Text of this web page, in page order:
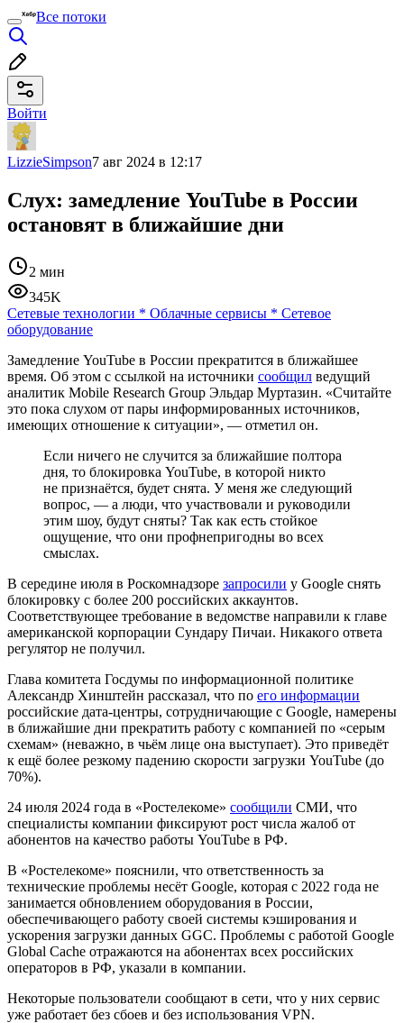
Все потоки
Войти
LizzieSimpson7 авг 2024 в 12:17
Слух: замедление YouTube в России
остановят в ближайшие дни
2 мин
345K
Сетевые технологии * Облачные сервисы * Сетевое
оборудование
Замедление YouTube в России прекратится в ближайшее
время. Об этом с ссылкой на источники сообщил ведущий
аналитик Mobile Research Group Эльдар Муртазин. «Считайте
это пока слухом от пары информированных источников,
имеющих отношение к ситуации», — отметил он.
Если ничего не случится за ближайшие полтора
дня, то блокировка YouTube, в которой никто
не признаётся, будет снята. У меня же следующий
вопрос, — а люди, что участвовали и руководили
этим шоу, будут сняты? Так как есть стойкое
ощущение, что они профнепригодны во всех
смыслах.
В середине июля в Роскомнадзоре запросили у Google снять
блокировку с более 200 российских аккаунтов.
Соответствующее требование в ведомстве направили к главе
американской корпорации Сундару Пичаи. Никакого ответа
регулятор не получил.
Глава комитета Госдумы по информационной политике
Александр Хинштейн рассказал, что по его информации
российские дата‑центры, сотрудничающие с Google, намерены
в ближайшие дни прекратить работу с компанией по «серым
схемам» (неважно, в чьём лице она выступает). Это приведёт
к ещё более резкому падению скорости загрузки YouTube (до
70%).
24 июля 2024 года в «Ростелекоме» сообщили СМИ, что
специалисты компании фиксируют рост числа жалоб от
абонентов на качество работы YouTube в РФ.
В «Ростелекоме» пояснили, что ответственность за
технические проблемы несёт Google, которая с 2022 года не
занимается обновлением оборудования в России,
обеспечивающего работу своей системы кэширования и
ускорения загрузки данных GGC. Проблемы с работой Google
Global Cache отражаются на абонентах всех российских
операторов в РФ, указали в компании.
Некоторые пользователи сообщают в сети, что у них сервис
уже работает без сбоев и без использования VPN.